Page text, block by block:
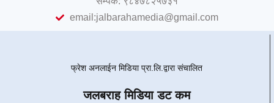
email:jalbarahamedia@gmail.com
फ्रेश अनलाईन मिडिया प्रा.लि.द्वारा संचालित
जलबराह मिडिया डट कम